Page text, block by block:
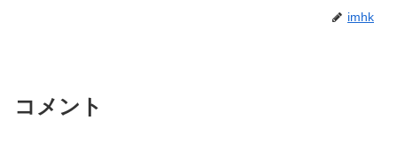
imhk
コメント